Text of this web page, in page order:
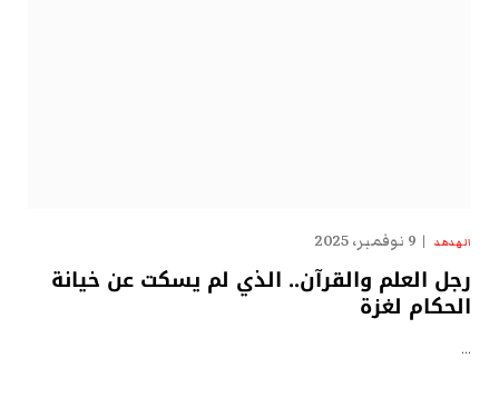
الهدهد 9 نوفمبر، 2025
رجل العلم والقرآن.. الذي لم يسكت عن خيانة
الحكام لغزة
…